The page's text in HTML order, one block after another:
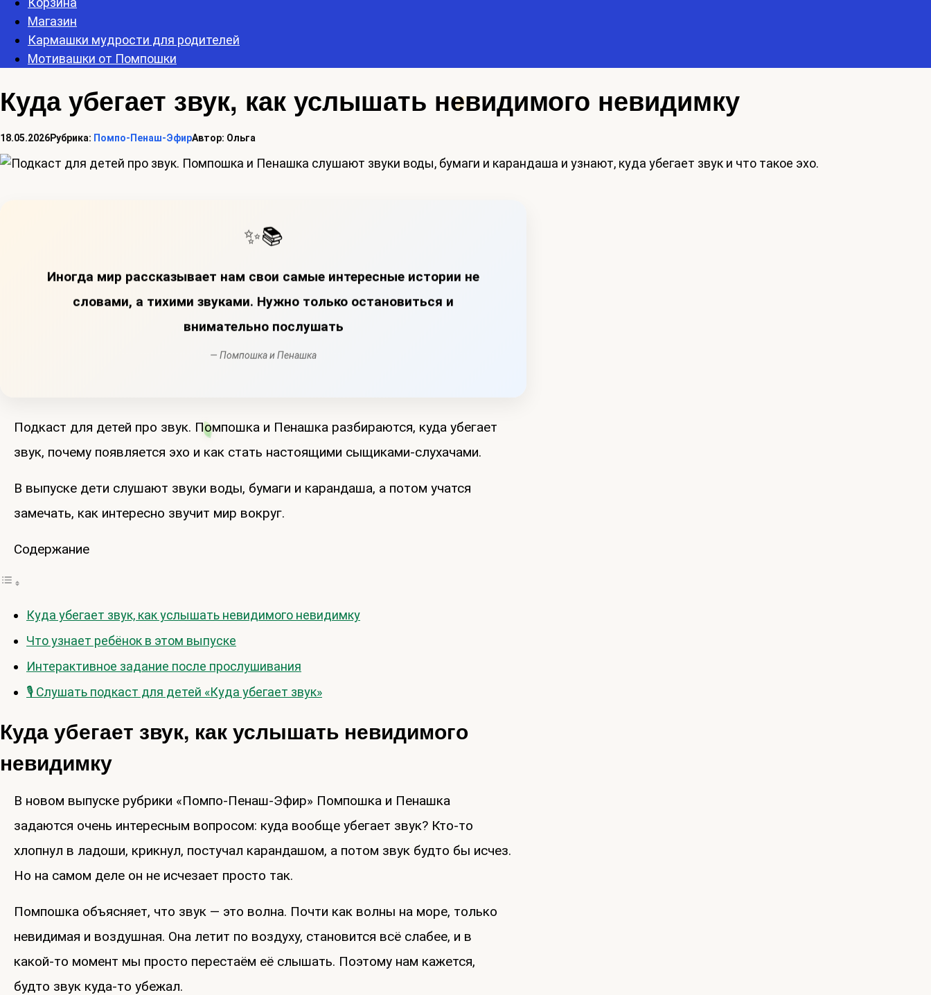
Магазин
Кармашки мудрости для родителей
Мотивашки от Помпошки
Куда убегает звук, как услышать невидимого невидимку
18.05.2026Рубрика: Помпо-Пенаш-ЭфирАвтор: Ольга
✨📚
Иногда мир рассказывает нам свои самые интересные истории не
словами, а тихими звуками. Нужно только остановиться и
внимательно послушать
— Помпошка и Пенашка
Подкаст для детей про звук. Помпошка и Пенашка разбираются, куда убегает
звук, почему появляется эхо и как стать настоящими сыщиками-слухачами.
В выпуске дети слушают звуки воды, бумаги и карандаша, а потом учатся
замечать, как интересно звучит мир вокруг.
Содержание
Куда убегает звук, как услышать невидимого невидимку
Что узнает ребёнок в этом выпуске
Интерактивное задание после прослушивания
🎙 Слушать подкаст для детей «Куда убегает звук»
Куда убегает звук, как услышать невидимого
невидимку
В новом выпуске рубрики «Помпо-Пенаш-Эфир» Помпошка и Пенашка
задаются очень интересным вопросом: куда вообще убегает звук? Кто-то
хлопнул в ладоши, крикнул, постучал карандашом, а потом звук будто бы исчез.
Но на самом деле он не исчезает просто так.
Помпошка объясняет, что звук — это волна. Почти как волны на море, только
невидимая и воздушная. Она летит по воздуху, становится всё слабее, и в
какой-то момент мы просто перестаём её слышать. Поэтому нам кажется,
будто звук куда-то убежал.